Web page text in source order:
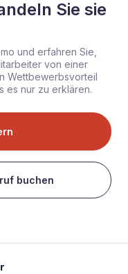
Sie sie
und erfahren Sie,
von einer
Wettbewerbsvorteil
es nur zu erklären.
buchen